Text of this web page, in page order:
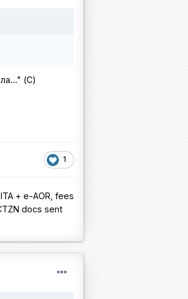
(С)
1
+ e-AOR, fees
docs sent